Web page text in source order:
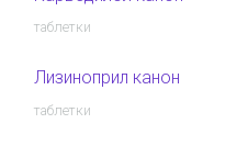
таблетки
Лизиноприл канон
таблетки